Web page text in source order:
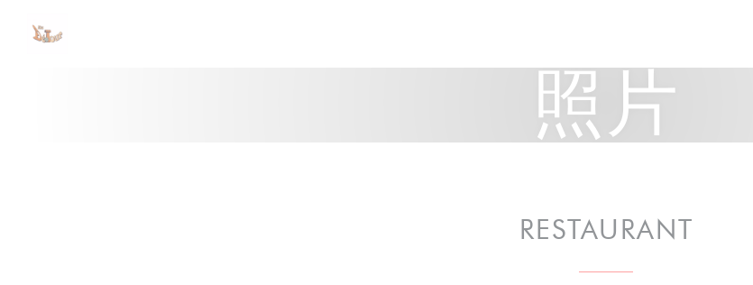
照片
RESTAURANT